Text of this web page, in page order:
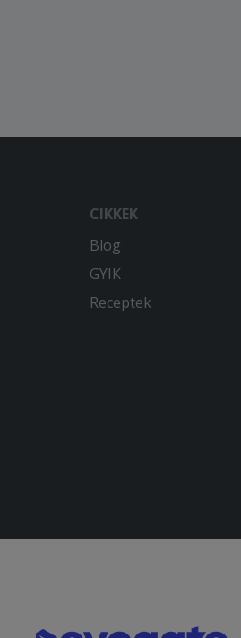
CIKKEK
Blog
GYIK
Receptek